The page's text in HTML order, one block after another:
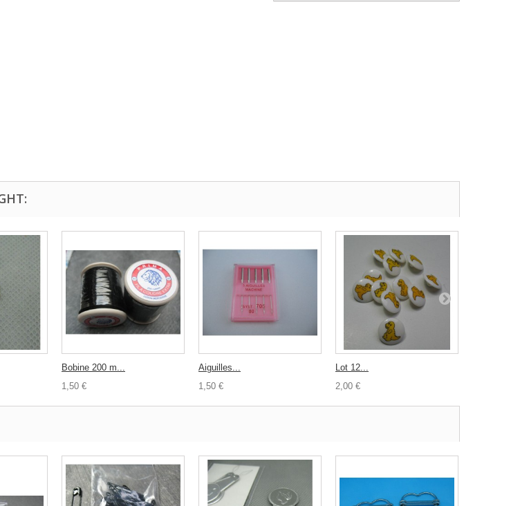
Bobine 200 m...
1,50 €
Aiguilles...
1,50 €
Lot 12...
2,00 €